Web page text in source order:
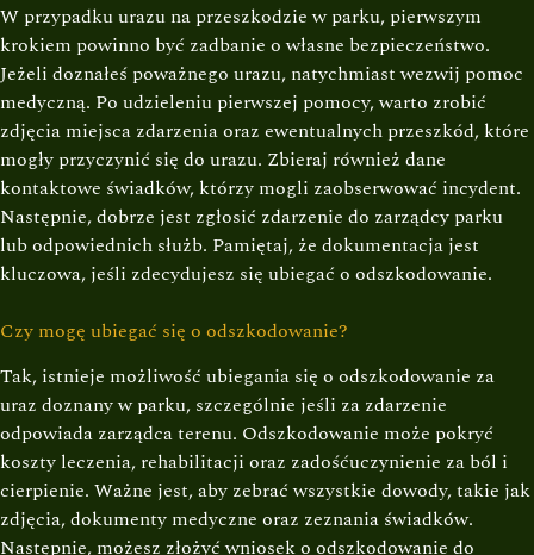
W przypadku urazu na przeszkodzie w parku, pierwszym
krokiem powinno być zadbanie o własne bezpieczeństwo.
Jeżeli doznałeś poważnego urazu, natychmiast wezwij pomoc
medyczną. Po udzieleniu pierwszej pomocy, warto zrobić
zdjęcia miejsca zdarzenia oraz ewentualnych przeszkód, które
mogły przyczynić się do urazu. Zbieraj również dane
kontaktowe świadków, którzy mogli zaobserwować incydent.
Następnie, dobrze jest zgłosić zdarzenie do zarządcy parku
lub odpowiednich służb. Pamiętaj, że dokumentacja jest
kluczowa, jeśli zdecydujesz się ubiegać o odszkodowanie.
Czy mogę ubiegać się o odszkodowanie?
Tak, istnieje możliwość ubiegania się o odszkodowanie za
uraz doznany w parku, szczególnie jeśli za zdarzenie
odpowiada zarządca terenu. Odszkodowanie może pokryć
koszty leczenia, rehabilitacji oraz zadośćuczynienie za ból i
cierpienie. Ważne jest, aby zebrać wszystkie dowody, takie jak
zdjęcia, dokumenty medyczne oraz zeznania świadków.
Następnie, możesz złożyć wniosek o odszkodowanie do